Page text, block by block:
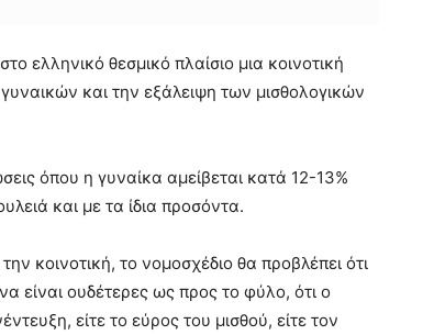
ελληνικό θεσμικό πλαίσιο μια κοινοτική
και την εξάλειψη των μισθολογικών
όπου η γυναίκα αμείβεται κατά 12-13%
και με τα ίδια προσόντα.
κοινοτική, το νομοσχέδιο θα προβλέπει ότι
είναι ουδέτερες ως προς το φύλο, ότι ο
είτε το εύρος του μισθού, είτε τον